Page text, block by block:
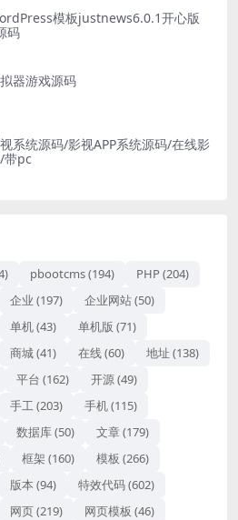
模板justnews6.0.1开心版
码
器游戏源码
系统源码/影视APP系统源码/在线影
带pc
pbootcms(194) PHP(204)
企业 (197) 企业网站(50)
单机(43) 单机版 (71)
商城(41) 在线(60) 地址 (138)
平台 (162) 开源(49)
手工(203) 手机(115)
数据库(50) 文章 (179)
框架 (160) 模板 (266)
版本 (94) 特效代码(602)
网页(219) 网页模板 (46)